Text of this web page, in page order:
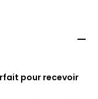

pour recevoir